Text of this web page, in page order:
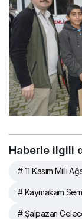
Haberle ilgili
# 11 Kasım Milli
# Kaymakam
# Şalpazarı